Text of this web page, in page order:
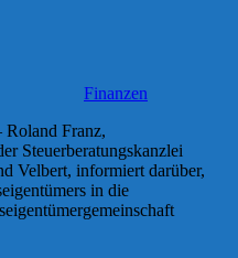
Finanzen
Roland Franz,
Steuerberatungskanzlei
Velbert, informiert darüber,
in die